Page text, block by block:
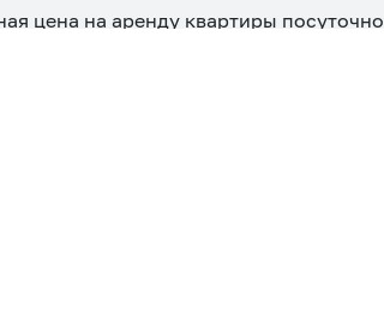
цена на аренду квартиры посуточно